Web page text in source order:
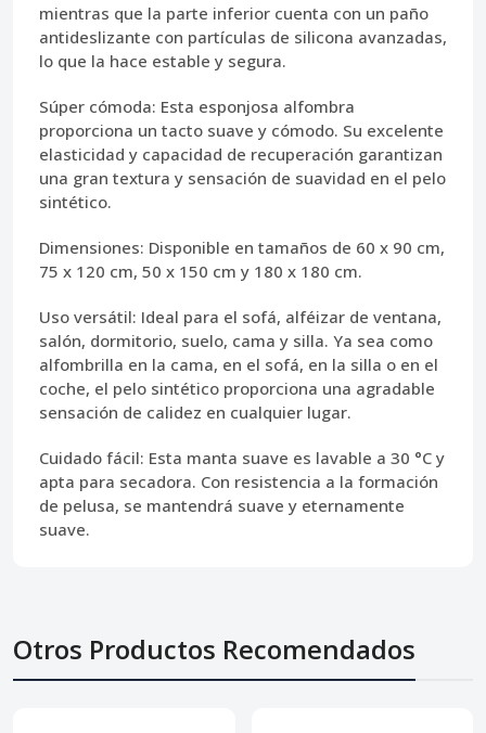
mientras que la parte inferior cuenta con un paño
antideslizante con partículas de silicona avanzadas,
lo que la hace estable y segura.
Súper cómoda: Esta esponjosa alfombra
proporciona un tacto suave y cómodo. Su excelente
elasticidad y capacidad de recuperación garantizan
una gran textura y sensación de suavidad en el pelo
sintético.
Dimensiones: Disponible en tamaños de 60 x 90 cm,
75 x 120 cm, 50 x 150 cm y 180 x 180 cm.
Uso versátil: Ideal para el sofá, alféizar de ventana,
salón, dormitorio, suelo, cama y silla. Ya sea como
alfombrilla en la cama, en el sofá, en la silla o en el
coche, el pelo sintético proporciona una agradable
sensación de calidez en cualquier lugar.
Cuidado fácil: Esta manta suave es lavable a 30 °C y
apta para secadora. Con resistencia a la formación
de pelusa, se mantendrá suave y eternamente
suave.
Otros Productos Recomendados